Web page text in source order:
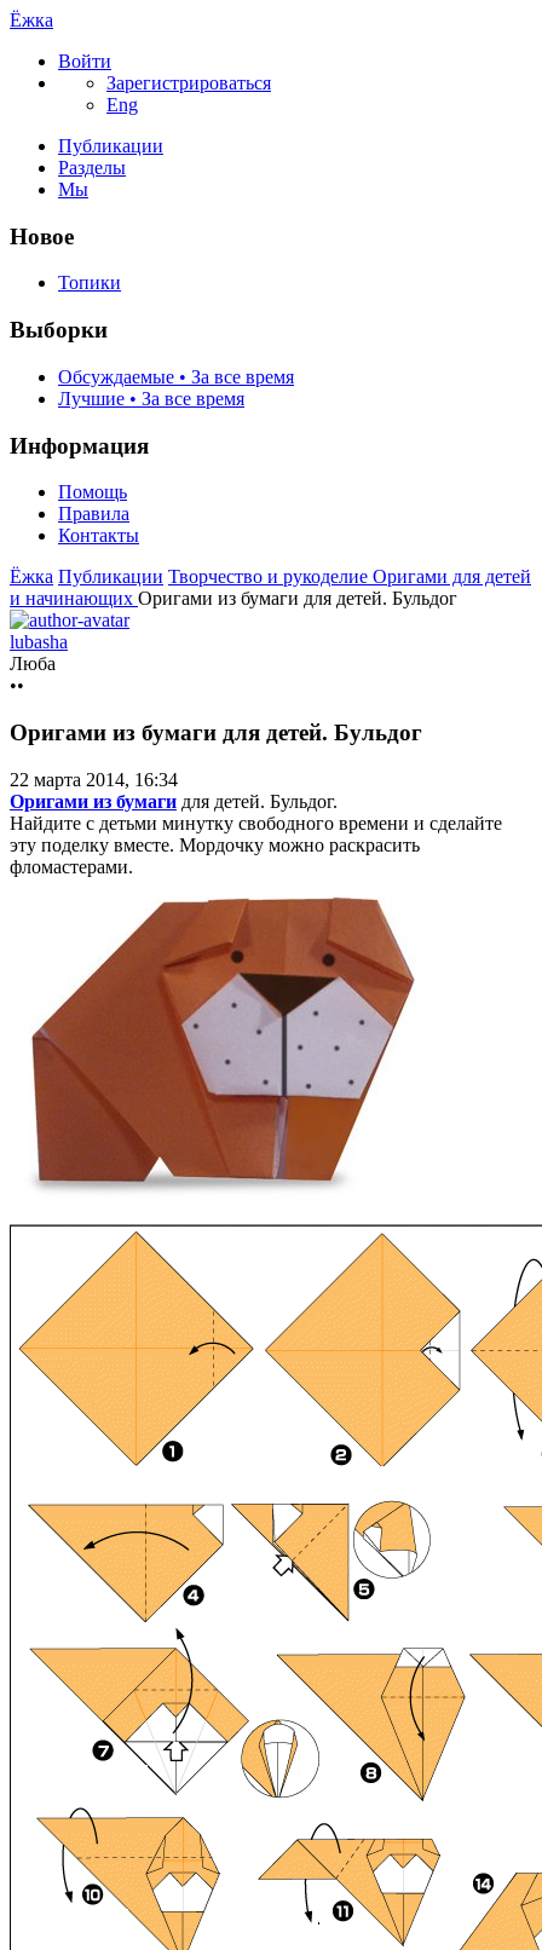
Ёжка
Войти
Зарегистрироваться
Eng
Публикации
Разделы
Мы
Новое
Топики
Выборки
Обсуждаемые • За все время
Лучшие • За все время
Информация
Помощь
Правила
Контакты
Ёжка Публикации Творчество и рукоделие Оригами для детей
и начинающих Оригами из бумаги для детей. Бульдог
lubasha
Люба
••
Оригами из бумаги для детей. Бульдог
22 марта 2014, 16:34
Оригами из бумаги для детей. Бульдог.
Найдите с детьми минутку свободного времени и сделайте
эту поделку вместе. Мордочку можно раскрасить
фломастерами.